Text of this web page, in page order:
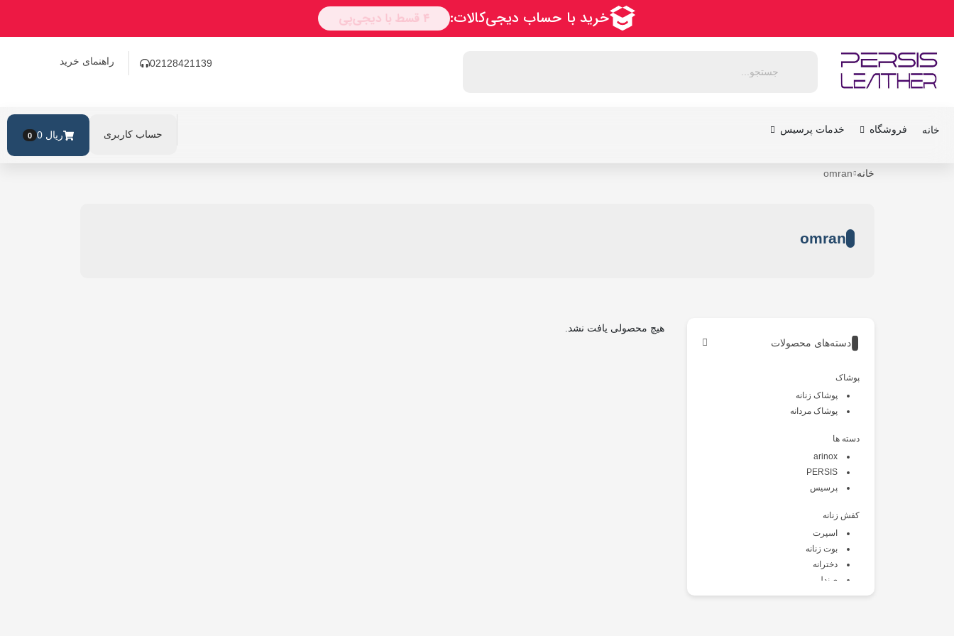
02128421139 راهنمای خرید
خانه فروشگاه خدمات پرسیس حساب کاربری 0 ریال 0
خانه omran
omran
هیچ محصولی یافت نشد.
دسته‌های محصولات
پوشاک
پوشاک زنانه
پوشاک مردانه
دسته ها
arinox
PERSIS
پرسیس
کفش زنانه
اسپرت
بوت زنانه
دخترانه
صندل
طبی